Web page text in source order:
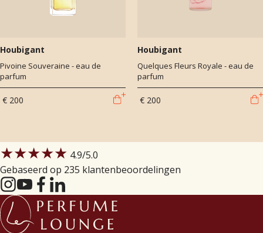
Houbigant
Pivoine Souveraine - eau de
parfum
€ 200
Houbigant
Quelques Fleurs Royale - eau de
parfum
€ 200
★★★★★ 4.9/5.0
Gebaseerd op 235 klantenbeoordelingen